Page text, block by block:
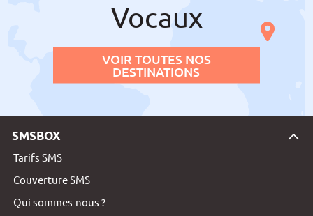
Vocaux
VOIR TOUTES NOS
DESTINATIONS
SMSBOX
Tarifs SMS
Couverture SMS
Qui sommes-nous ?